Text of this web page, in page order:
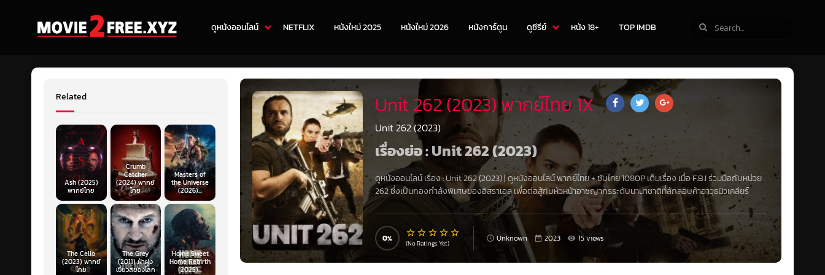
ดูหนังออนไลน์ NETFLIX หนังใหม่ 2025 หนังใหม่ 2026 หนังการ์ตูน ดูซีรีย์ หนัง 18+ TOP IMDB
Unit 262 (2023) พากย์ไทย 1X
Unit 262 (2023)
เรื่องย่อ : Unit 262 (2023)
ดูหนังออนไลน์ เรื่อง:Unit 262 (2023)|ดูหนังออนไลน์พากย์ไทย+ซับไทย1080Pเต็มเรื่อง เมื่อ F.B.I ร่วมมือกับหน่วย
262 ซึ่งเป็นกองกำลังพิเศษของอิสราเอล เพื่อต่อสู้กับหัวหน้าอาชญากรระดับนานาชาติที่ลักลอบค้าอาวุธนิวเคลียร์
0 (No Ratings Yet) Unknown 2023 15 views
Related
Ash (2025)
พากย์ไทย
Crumb
Catcher
(2024) พากย์
ไทย
Masters of
the Universe
(2026)...
The Cello
(2023) พากย์
ไทย
The Grey
(2011) ฝ่าฝูง
เขี้ยวสยองโลก
Home Sweet
Home Rebirth
(2025)...